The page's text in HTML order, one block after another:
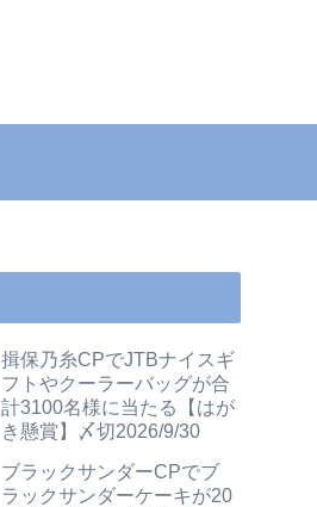
揖保乃糸CPでJTBナイスギ
フトやクーラーバッグが合
計3100名様に当たる【はが
き懸賞】〆切2026/9/30
ブラックサンダーCPでブ
ラックサンダーケーキが20